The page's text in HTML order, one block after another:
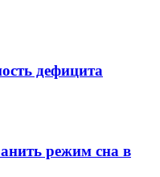
дефицита
режим сна в